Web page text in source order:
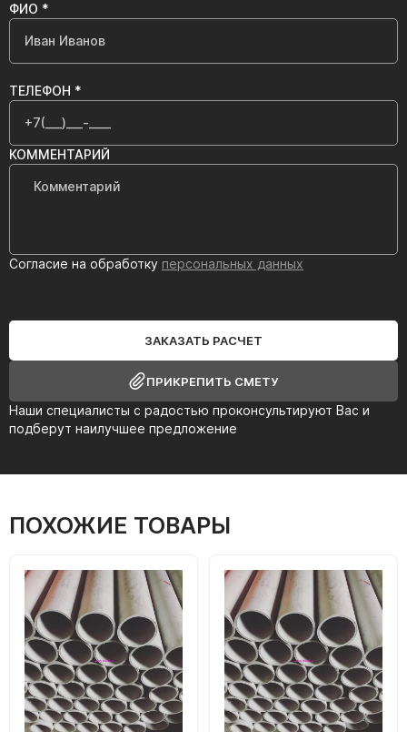
Наши специалисты с радостью проконсультируют Вас и
подберут наилучшее предложение
ФИО *
ТЕЛЕФОН *
КОММЕНТАРИЙ
Согласие на обработку персональных данных
ЗАКАЗАТЬ РАСЧЕТ
ПРИКРЕПИТЬ СМЕТУ
ПОХОЖИЕ ТОВАРЫ